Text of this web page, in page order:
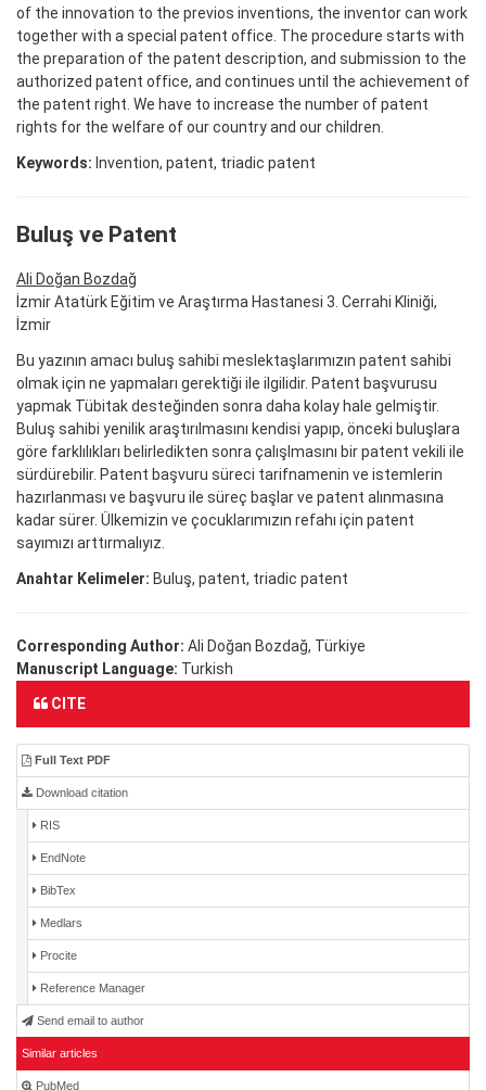
of the innovation to the previos inventions, the inventor can work
together with a special patent office. The procedure starts with
the preparation of the patent description, and submission to the
authorized patent office, and continues until the achievement of
the patent right. We have to increase the number of patent
rights for the welfare of our country and our children.
Keywords: Invention, patent, triadic patent
Buluş ve Patent
Ali Doğan Bozdağ
İzmir Atatürk Eğitim ve Araştırma Hastanesi 3. Cerrahi Kliniği,
İzmir
Bu yazının amacı buluş sahibi meslektaşlarımızın patent sahibi
olmak için ne yapmaları gerektiği ile ilgilidir. Patent başvurusu
yapmak Tübitak desteğinden sonra daha kolay hale gelmiştir.
Buluş sahibi yenilik araştırılmasını kendisi yapıp, önceki buluşlara
göre farklılıkları belirledikten sonra çalışlmasını bir patent vekili ile
sürdürebilir. Patent başvuru süreci tarifnamenin ve istemlerin
hazırlanması ve başvuru ile süreç başlar ve patent alınmasına
kadar sürer. Ülkemizin ve çocuklarımızın refahı için patent
sayımızı arttırmalıyız.
Anahtar Kelimeler: Buluş, patent, triadic patent
Corresponding Author: Ali Doğan Bozdağ, Türkiye
Manuscript Language: Turkish
CITE
Full Text PDF
Download citation
RIS
EndNote
BibTex
Medlars
Procite
Reference Manager
Send email to author
Similar articles
PubMed